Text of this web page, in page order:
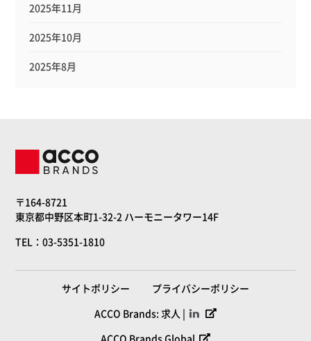
2025年11月
2025年10月
2025年8月
〒164-8721
東京都中野区本町1-32-2 ハーモニータワー14F
TEL：03-5351-1810
サイトポリシー
プライバシーポリシー
ACCO Brands: 求人 |